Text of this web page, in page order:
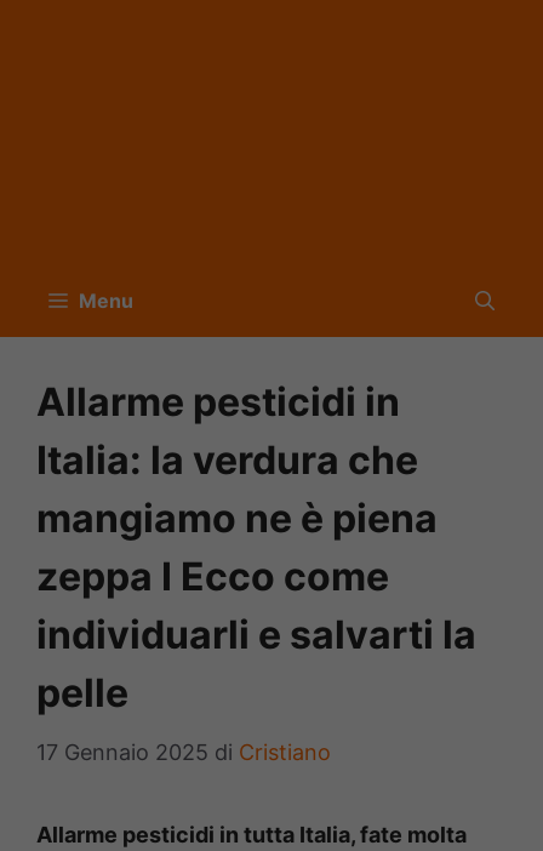
Menu
Allarme pesticidi in
Italia: la verdura che
mangiamo ne è piena
zeppa I Ecco come
individuarli e salvarti la
pelle
17 Gennaio 2025 di Cristiano
Allarme pesticidi in tutta Italia, fate molta